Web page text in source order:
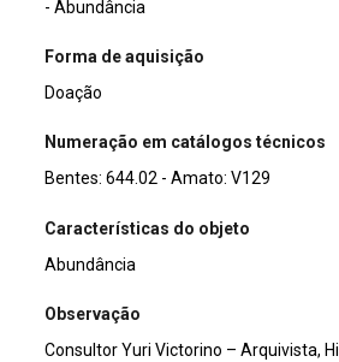
- Abundância
Forma de aquisição
Doação
Numeração em catálogos técnicos
Bentes: 644.02 - Amato: V129
Características do objeto
Abundância
Observação
Consultor Yuri Victorino – Arquivista,